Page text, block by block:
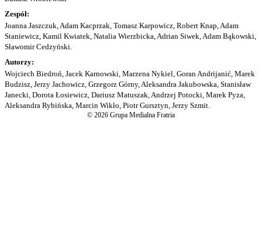
Zespół:
Joanna Jaszczuk, Adam Kacprzak, Tomasz Karpowicz, Robert Knap, Adam
Staniewicz, Kamil Kwiatek, Natalia Wierzbicka, Adrian Siwek, Adam Bąkowski,
Sławomir Cedzyński.
Autorzy:
Wojciech Biedroń, Jacek Karnowski, Marzena Nykiel, Goran Andrijanić, Marek
Budzisz, Jerzy Jachowicz, Grzegorz Górny, Aleksandra Jakubowska, Stanisław
Janecki, Dorota Łosiewicz, Dariusz Matuszak, Andrzej Potocki, Marek Pyza,
Aleksandra Rybińska, Marcin Wikło, Piotr Gursztyn, Jerzy Szmit.
© 2026 Grupa Medialna Fratria